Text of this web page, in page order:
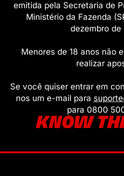
emitida pela Secretaria de
Ministério da Fazenda
dezembro de
Menores de 18 anos não
realizar
Se você quiser entrar em
nos um e-mail para
para 0800